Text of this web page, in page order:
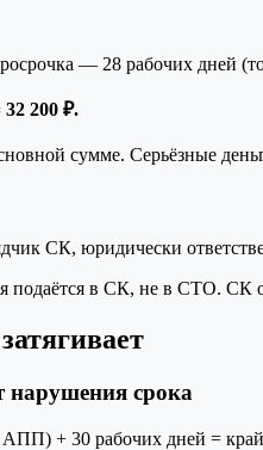
— 28 рабочих дней
200 ₽.
сумме. Серьёзные
СК, юридически
подаётся в СК, не в СТО. СК
срока
+ 30 рабочих дней =